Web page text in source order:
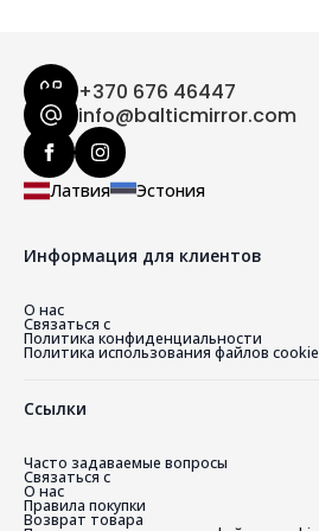
+370 676 46447
info@balticmirror.com
Латвия Эстония
Информация для клиентов
О нас
Связаться с
Политика конфиденциальности
Политика использования файлов cookie
Ссылки
Часто задаваемые вопросы
Связаться с
О нас
Правила покупки
Возврат товара